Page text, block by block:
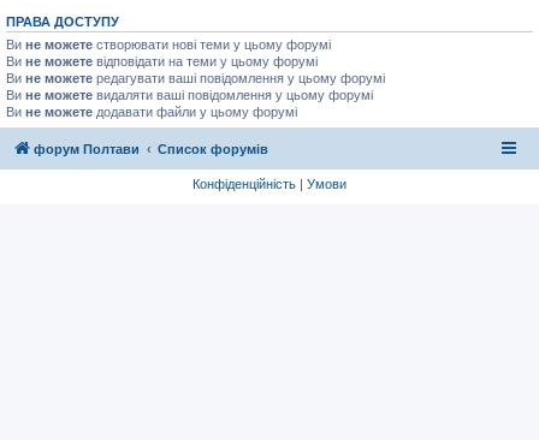
ПРАВА ДОСТУПУ
Ви не можете створювати нові теми у цьому форумі
Ви не можете відповідати на теми у цьому форумі
Ви не можете редагувати ваші повідомлення у цьому форумі
Ви не можете видаляти ваші повідомлення у цьому форумі
Ви не можете додавати файли у цьому форумі
форум Полтави Список форумів
Конфіденційність | Умови